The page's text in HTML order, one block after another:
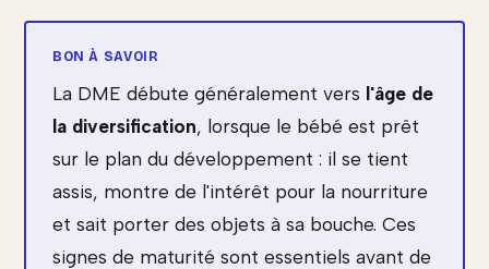
La DME débute généralement vers l'âge de
la diversification, lorsque le bébé est prêt
sur le plan du développement : il se tient
assis, montre de l'intérêt pour la nourriture
et sait porter des objets à sa bouche. Ces
signes de maturité sont essentiels avant de